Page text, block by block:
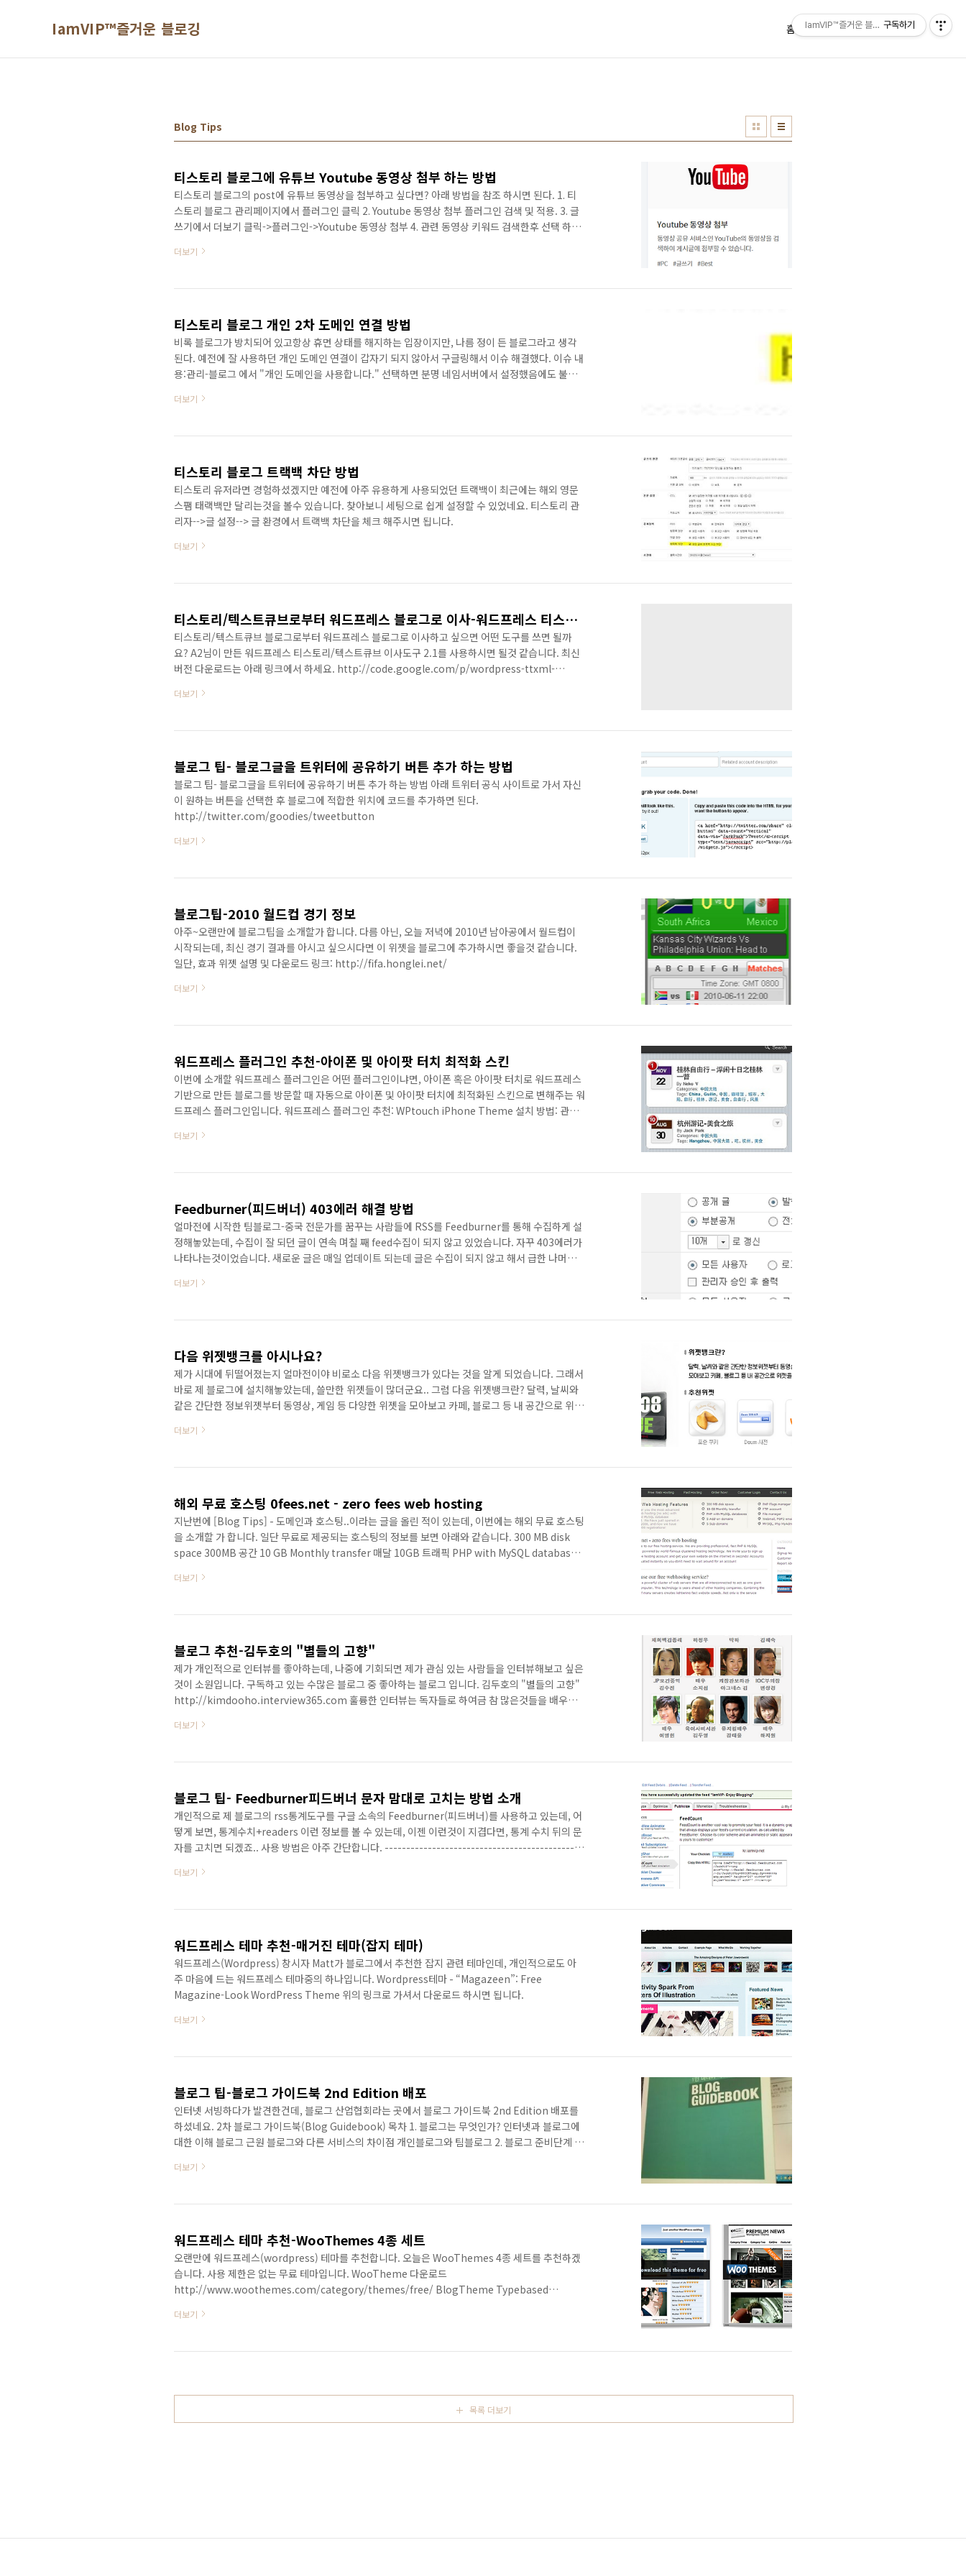
IamVIP™즐거운 블로깅 홈 태그 방명록
Blog Tips
티스토리 블로그에 유튜브 Youtube 동영상 첨부 하는 방법
티스토리 블로그의 post에 유튜브 동영상을 첨부하고 싶다면? 아래 방법을 참조 하시면 된다. 1. 티
스토리 블로그 관리페이지에서 플러그인 클릭 2. Youtube 동영상 첨부 플러그인 검색 및 적용. 3. 글
쓰기에서 더보기 클릭->플러그인->Youtube 동영상 첨부 4. 관련 동영상 키워드 검색한후 선택 하면
더보기
티스토리 블로그 개인 2차 도메인 연결 방법
비록 블로그가 방치되어 있고항상 휴면 상태를 해지하는 입장이지만, 나름 정이 든 블로그라고 생각
된다. 예전에 잘 사용하던 개인 도메인 연결이 갑자기 되지 않아서 구글링해서 이슈 해결했다. 이슈 내
용:관리-블로그 에서 "개인 도메인을 사용합니다." 선택하면 분명 네임서버에서 설정했음에도 불구
력하고 티스토르 블로그 주소인 jack.918.tistory.com 을 입력했으나 아래처럼 실패라고 나온다.
구글해보니 해당 사이트 (감사합니다)에서 나름 상세히 설명해주셨는데, 관건은 값을 개인 블로그 ..
더보기
티스토리 블로그 트랙백 차단 방법
티스토리 유저라면 경험하셨겠지만 예전에 아주 유용하게 사용되었던 트랙백이 최근에는 해외 영문
스팸 태랙백만 달리는것을 볼수 있습니다. 찾아보니 세팅으로 쉽게 설정할 수 있었네요. 티스토리 관
리자-->글 설정--> 글 환경에서 트랙백 차단을 체크 해주시면 됩니다.
더보기
티스토리/텍스트큐브로부터 워드프레스 블로그로 이사-워드프레스 티스토리/텍스트큐브 이사도구
티스토리/텍스트큐브 블로그로부터 워드프레스 블로그로 이사하고 싶으면 어떤 도구를 쓰면 될까
요? A2님이 만든 워드프레스 티스토리/텍스트큐브 이사도구 2.1를 사용하시면 될것 같습니다. 최신
버전 다운로드는 아래 링크에서 하세요. http://code.google.com/p/wordpress-ttxml-
더보기
블로그 팁- 블로그글을 트위터에 공유하기 버튼 추가 하는 방법
블로그 팁- 블로그글을 트위터에 공유하기 버튼 추가 하는 방법 아래 트위터 공식 사이트로 가서 자신
이 원하는 버튼을 선택한 후 블로그에 적합한 위치에 코드를 추가하면 된다.
http://twitter.com/goodies/tweetbutton
더보기
블로그팁-2010 월드컵 경기 정보
아주~오랜만에 블로그팁을 소개할가 합니다. 다름 아닌, 오늘 저녁에 2010년 남아공에서 월드컵이
시작되는데, 최신 경기 결과를 아시고 싶으시다면 이 위젯을 블로그에 추가하시면 좋을것 같습니다.
일단, 효과 위젯 설명 및 다운로드 링크: http://fifa.honglei.net/
더보기
워드프레스 플러그인 추천-아이폰 및 아이팟 터치 최적화 스킨
이번에 소개할 워드프레스 플러그인은 어떤 플러그인이냐면, 아이폰 혹은 아이팟 터치로 워드프레스
기반으로 만든 블로그를 방문할 때 자동으로 아이폰 및 아이팟 터치에 최적화된 스킨으로 변해주는 워
드프레스 플러그인입니다. 워드프레스 플러그인 추천: WPtouch iPhone Theme 설치 방법: 관리
효과: 블로그 글에 사진이 있어도 최적화 된 상태려 보여짐.
더보기
Feedburner(피드버너) 403에러 해결 방법
얼마전에 시작한 팀블로그-중국 전문가를 꿈꾸는 사람들에 RSS를 Feedburner를 통해 수집하게 설
정해놓았는데, 수집이 잘 되던 글이 연속 며칠 째 feed수집이 되지 않고 있었습니다. 자꾸 403에러가
나타나는것이었습니다. 새로운 글은 매일 업데이트 되는데 글은 수집이 되지 않고 해서 급한 나머지
서 하라는 ping을 수십번 해보았는데 전혀 반응이 없었습니다. 하지만 나중에 끝내 해결했습니다..
5개로 설정하니 바로 아래처럼 사이즈가 크다는 에러 메시지가 나타납니다. 그래서 RSS부분에서 부
더보기
다음 위젯뱅크를 아시나요?
제가 시대에 뒤떨어졌는지 얼마전이야 비로소 다음 위젯뱅크가 있다는 것을 알게 되었습니다. 그래서
바로 제 블로그에 설치해놓았는데, 쓸만한 위젯들이 많더군요.. 그럼 다음 위젯뱅크란? 달력, 날씨와
같은 간단한 정보위젯부터 동영상, 게임 등 다양한 위젯을 모아보고 카페, 블로그 등 내 공간으로 위젯
방법은 아주 간단한테, 다음 블로그,티스토리 지어 네이버 블로그에까지 설치가 가능하며 html소스
니다..
더보기
해외 무료 호스팅 0fees.net - zero fees web hosting
지난번에 [Blog Tips] - 도메인과 호스팅..이라는 글을 올린 적이 있는데, 이번에는 해외 무료 호스팅
을 소개할 가 합니다. 일단 무료로 제공되는 호스팅의 정보를 보면 아래와 같습니다. 300 MB disk
space 300MB 공간 10 GB Monthly transfer 매달 10GB 트래픽 PHP with MySQL databases
지원 이런 사양을 볼 때 웬만한 유로 호스팅보다 좋은 서비스를 제공하고 있습니다. 이 사이트는 2008
http://www.0fees.net/ PS: 무료 호..
더보기
블로그 추천-김두호의 "별들의 고향"
제가 개인적으로 인터뷰를 좋아하는데, 나중에 기회되면 제가 관심 있는 사람들을 인터뷰해보고 싶은
것이 소원입니다. 구독하고 있는 수많은 블로그 중 좋아하는 블로그 입니다. 김두호의 "별들의 고향"
http://kimdooho.interview365.com 훌륭한 인터뷰는 독자들로 하여금 참 많은것들을 배우게
다. 인터뷰365에서 적지 않은 유명인사들을 만났네요~관심있는 분들은 인터뷰365 블로그를 구독하
더보기
블로그 팁- Feedburner피드버너 문자 맘대로 고치는 방법 소개
개인적으로 제 블로그의 rss통계도구를 구글 소속의 Feedburner(피드버너)를 사용하고 있는데, 어
떻게 보면, 통계수치+readers 이런 정보를 볼 수 있는데, 이젠 이런것이 지겹다면, 통계 수치 뒤의 문
자를 고치면 되겠죠.. 사용 방법은 아주 간단합니다. ----------------------------------------------
"anim=0" 뒤에 "&label=xxx"를 추가하면 됩니다. xx는 원하는 문자로 바꾸면 된다.저는 VIPs로 바
더보기
워드프레스 테마 추천-매거진 테마(잡지 테마)
워드프레스(Wordpress) 창시자 Matt가 블로그에서 추천한 잡지 관련 테마인데, 개인적으로도 아
주 마음에 드는 워드프레스 테마중의 하나입니다. Wordpress테마 - “Magazeen”: Free
Magazine-Look WordPress Theme 위의 링크로 가셔서 다운로드 하시면 됩니다.
더보기
블로그 팁-블로그 가이드북 2nd Edition 배포
인터넷 서빙하다가 발견한건데, 블로그 산업협회라는 곳에서 블로그 가이드북 2nd Edition 배포를
하셨네요. 2차 블로그 가이드북(Blog Guidebook) 목차 1. 블로그는 무엇인가? 인터넷과 블로그에
대한 이해 블로그 근원 블로그와 다른 서비스의 차이점 개인블로그와 팀블로그 2. 블로그 준비단계 블
의 블로그를 오픈해 보자 마음에 딱 드는 블로그 디자인 적용하기 첫번째 글 쓰기 간단한 HTML 편집
깅 습관 꾸준히 글 쓰기 블로그 글을 쓸때 알아두면 좋은 팁 블로그에서 제목이 가지는 의미 저작권 ..
더보기
워드프레스 테마 추천-WooThemes 4종 세트
오랜만에 워드프레스(wordpress) 테마를 추천합니다. 오늘은 WooThemes 4종 세트를 추천하겠
습니다. 사용 제한은 없는 무료 테마입니다. WooTheme 다운로드
http://www.woothemes.com/category/themes/free/ BlogTheme Typebased
더보기
목록 더보기
IamVIP™즐거운 블로깅구독하기